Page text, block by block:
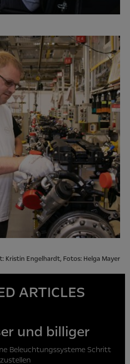
Kristin Engelhardt, Fotos: Helga Mayer
ARTICLES
und billiger
Beleuchtungssysteme Schritt